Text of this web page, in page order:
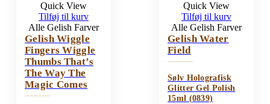
Quick View
Tilføj til kurv
Alle Gelish Farver
Gelish Wiggle
Fingers Wiggle
Thumbs That’s
The Way The
Magic Comes
Quick View
Tilføj til kurv
Alle Gelish Farver
Gelish Water
Field
Sølv Holografisk
Glitter Gel Polish
15ml (0839)